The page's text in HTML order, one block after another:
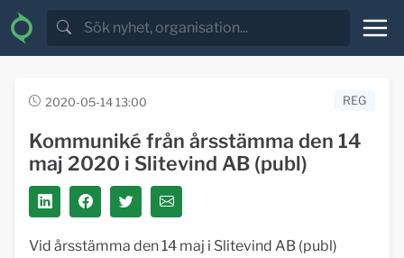
2020-05-14 13:00 REG
Kommuniké från årsstämma den 14
maj 2020 i Slitevind AB (publ)
Vid årsstämma den 14 maj i Slitevind AB (publ)